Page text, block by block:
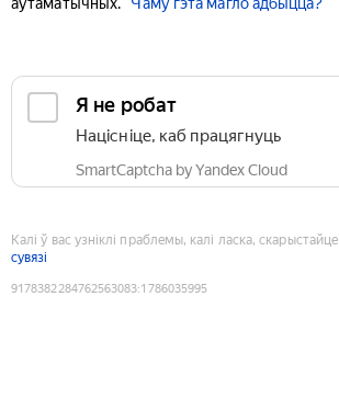
Я не робат
Націсніце, каб працягнуць
SmartCaptcha by Yandex Cloud
Калі ў вас узніклі праблемы, калі ласка, скарыстайце
сувязі
9178382284762563083:1786035995